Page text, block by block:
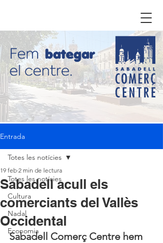
Entrada
Totes les notícies
Cultura
Nadal
Economia
Totes les notícies
Sabadell acull els
comerciants del Vallès
Occidental
19 feb 2 min de lectura
Sabadell Comerç Centre hem